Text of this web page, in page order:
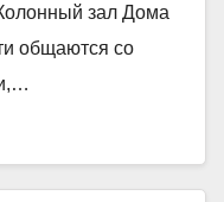
зал Дома
общаются со